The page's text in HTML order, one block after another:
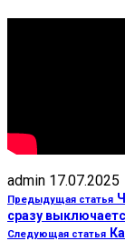
admin 17.07.2025
Предыдущая статья
сразу
Следующая статья